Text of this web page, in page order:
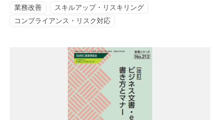
業務改善
スキルアップ・リスキリング
コンプライアンス・リスク対応